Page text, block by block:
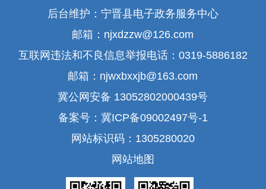
后台维护：宁晋县电子政务服务中心
邮箱：njxdzzw@126.com
互联网违法和不良信息举报电话：0319-5886182
邮箱：njwxbxxjb@163.com
冀公网安备 13052802000439号
备案号：冀ICP备09002497号-1
网站标识码：1305280020
网站地图